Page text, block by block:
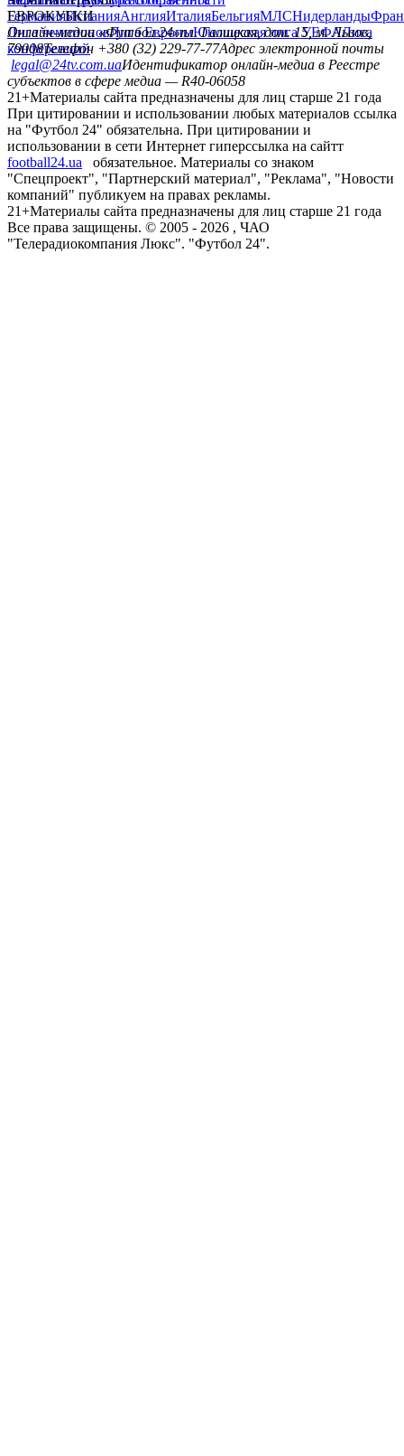
ГерманияИспанияАнглияИталияБельгияМЛСНидерланды
ЕВРОКУБКИ
Лига чемпионовЛига ЕвропыЮношеская лига УЕФАЛига
конференций
Онлайн-медиа «Футбол 24»пл. Галицкая, дом. 15, м. Львов,
79008Телефон +380 (32) 229-77-77Адрес электронной почты
legal@24tv.com.uaИдентификатор онлайн-медиа в Реестре
субъектов в сфере медиа — R40-06058
21+Материалы сайта предназначены для лиц старше 21 года
При цитировании и использовании любых материалов ссылка
на "Футбол 24" обязательна. При цитировании и
использовании в сети Интернет гиперссылка на сайтт
football24.ua
обязательное. Материалы со знаком
"Спецпроект", "Партнерский материал", "Реклама", "Новости
компаний" публикуем на правах рекламы.
21+Материалы сайта предназначены для лиц старше 21 года
Все права защищены. © 2005 - 2026 , ЧАО
"Телерадиокомпания Люкс". "Футбол 24".